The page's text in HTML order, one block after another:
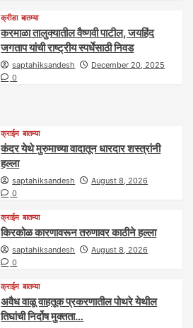
क्रीडा बातम्या
करमाळा तालुक्यातील वैष्णवी पाटील, जयहिंद
जगताप यांची राष्ट्रीय स्पर्धेसाठी निवड
saptahiksandesh
December 20, 2025
0
क्राईम बातम्या
कंदर येथे मुरुमाच्या वादातून धारदार शस्त्रांनी
हल्ला
saptahiksandesh
August 8, 2026
0
क्राईम बातम्या
किरकोळ कारणावरून तरुणावर काठीने हल्ला
saptahiksandesh
August 8, 2026
0
क्राईम बातम्या
अवैध वाळू वाहतूक प्रकरणातील पोथरे येथील
तिघांची निर्दोष मुक्तता…